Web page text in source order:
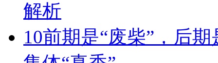
解析
10前期是“废柴”，后